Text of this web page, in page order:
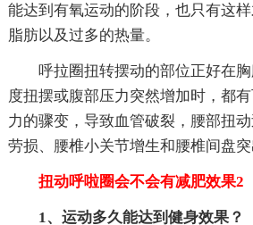
能达到有氧运动的阶段，也只有这
脂肪以及过多的热量。
呼拉圈扭转摆动的部位正好在
度扭摆或腹部压力突然增加时，都
力的骤变，导致血管破裂，腰部扭
劳损、腰椎小关节增生和腰椎间盘突
扭动呼啦圈会不会有减肥效果2
1、运动多久能达到健身效果？